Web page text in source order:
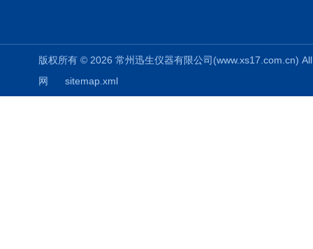
版权所有 © 2026 常州迅生仪器有限公司
网
sitemap.xml